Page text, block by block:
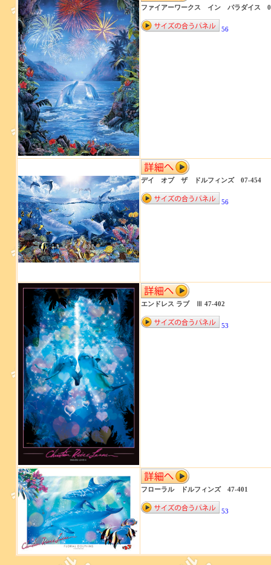
ファイアーワークス イン パラダイス
56
デイ オブ ザ ドルフィンズ 07-454
56
エンドレス ラブ Ⅲ 47-402
53
フローラル ドルフィンズ 47-401
53